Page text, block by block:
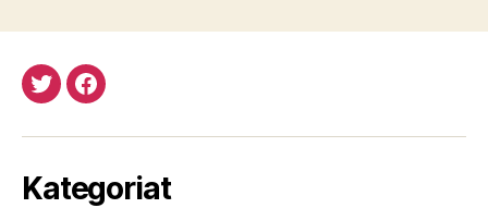
TwitteristäFacebookista
Kategoriat